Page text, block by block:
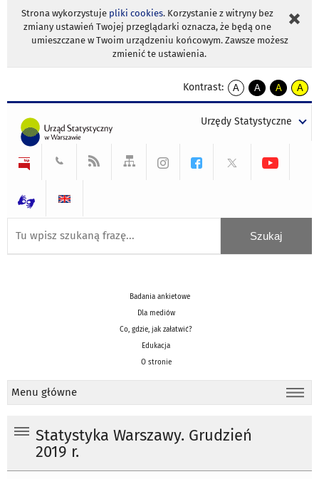
Strona wykorzystuje pliki cookies. Korzystanie z witryny bez
zmiany ustawień Twojej przeglądarki oznacza, że będą one
umieszczane w Twoim urządzeniu końcowym. Zawsze możesz
zmienić te ustawienia.
Kontrast:
A
kontrast
A
kontrast
tekst
czarnym
A
kontrast
tekst
czarnym
A
tekst
żółtym
Urzędy Statystyczne
Badania ankietowe
Dla mediów
Co, gdzie, jak załatwić?
Edukacja
O stronie
Menu główne
Statystyka Warszawy. Grudzień
2019 r.